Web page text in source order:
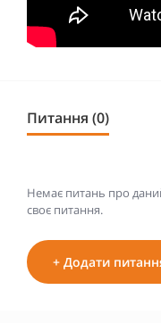
Питання (0)
Немає питань про
своє питання.
+ Додати